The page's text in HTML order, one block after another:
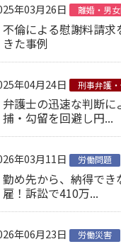
年03月26日 離婚・男
不倫による慰謝料請
きた事例
年04月24日 刑事弁護
弁護士の迅速な判断
捕・勾留を回避し円...
年03月11日 労働問題
勤め先から、納得で
雇！訴訟で410万...
年06月23日 労働災害